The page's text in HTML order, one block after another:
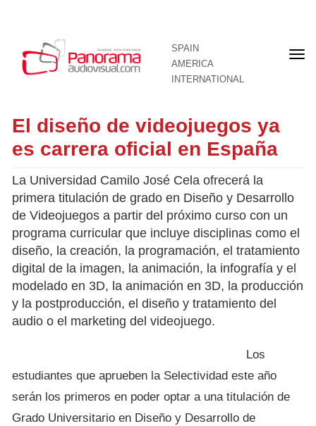
SPAIN
AMERICA
INTERNATIONAL
El diseño de videojuegos ya
es carrera oficial en España
La Universidad Camilo José Cela ofrecerá la
primera titulación de grado en Diseño y Desarrollo
de Videojuegos a partir del próximo curso con un
programa curricular que incluye disciplinas como el
diseño, la creación, la programación, el tratamiento
digital de la imagen, la animación, la infografía y el
modelado en 3D, la animación en 3D, la producción
y la postproducción, el diseño y tratamiento del
audio o el marketing del videojuego.
Los
estudiantes que aprueben la Selectividad este año
serán los primeros en poder optar a una titulación de
Grado Universitario en Diseño y Desarrollo de